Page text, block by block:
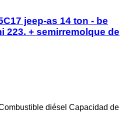
jeep-as 14 ton - be
223. + semirremolque de
diésel Capacidad de